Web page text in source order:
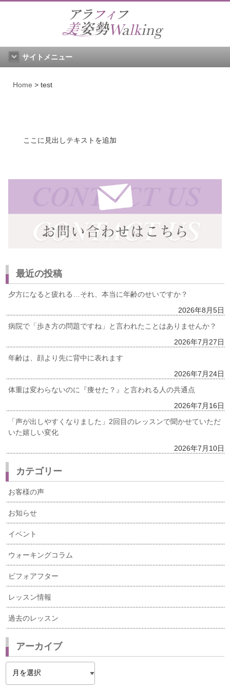
サイトメニュー
Home > test
ここに見出しテキストを追加
最近の投稿
夕方になると疲れる…それ、本当に年齢のせいですか？
2026年8月5日
病院で「歩き方の問題ですね」と言われたことはありませんか？
2026年7月27日
年齢は、顔より先に背中に表れます
2026年7月24日
体重は変わらないのに『痩せた？』と言われる人の共通点
2026年7月16日
「声が出しやすくなりました」2回目のレッスンで聞かせていただ
いた嬉しい変化
2026年7月10日
カテゴリー
お客様の声
お知らせ
イベント
ウォーキングコラム
ビフォアフター
レッスン情報
過去のレッスン
アーカイブ